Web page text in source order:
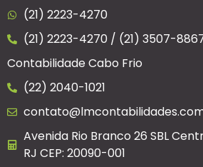
(21) 2223-4270
(21) 2223-4270 / (21) 3507-
Contabilidade Cabo Frio
(22) 2040-1021
Avenida Rio Branco 26 SBL
RJ CEP: 20090-001